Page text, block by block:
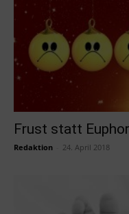
Frust statt
Redaktion 24. April 2018